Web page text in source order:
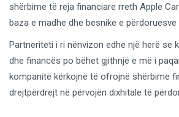
shërbime të reja financiare rreth Apple
baza e madhe dhe besnike e përdoruesve
Partneriteti i ri nënvizon edhe një herë se
dhe financës po bëhet gjithnjë e më i
kompanitë kërkojnë të ofrojnë shërbime
drejtpërdrejt në përvojën dixhitale të